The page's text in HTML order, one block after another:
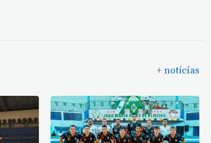
+ notícias